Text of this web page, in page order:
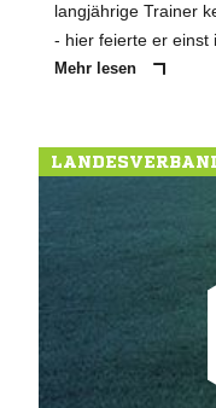
langjährige Trainer
- hier feierte er einst
Mehr lesen